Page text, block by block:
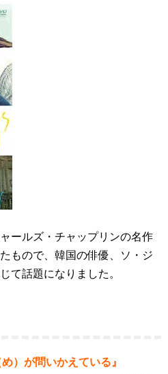
ールズ・チャップリンの名作
もので、韓国の俳優、ソ・ジ
て話題になりました。
め）が問いかえている』